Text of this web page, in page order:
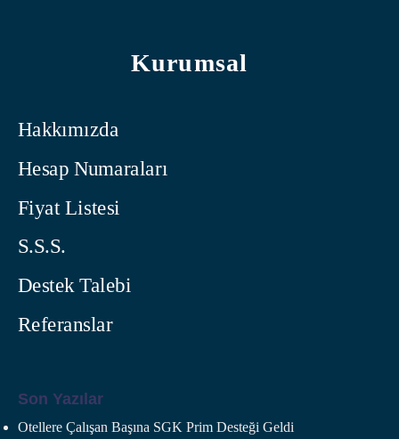
Kurumsal
Hakkımızda
Hesap Numaraları
Fiyat Listesi
S.S.S.
Destek Talebi
Referanslar
Son Yazılar
Otellere Çalışan Başına SGK Prim Desteği Geldi